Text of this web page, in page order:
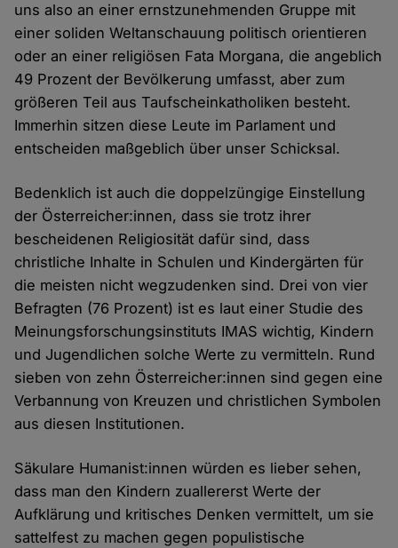
uns also an einer ernstzunehmenden Gruppe mit
einer soliden Weltanschauung politisch orientieren
oder an einer religiösen Fata Morgana, die angeblich
49 Prozent der Bevölkerung umfasst, aber zum
größeren Teil aus Taufscheinkatholiken besteht.
Immerhin sitzen diese Leute im Parlament und
entscheiden maßgeblich über unser Schicksal.
Bedenklich ist auch die doppelzüngige Einstellung
der Österreicher:innen, dass sie trotz ihrer
bescheidenen Religiosität dafür sind, dass
christliche Inhalte in Schulen und Kindergärten für
die meisten nicht wegzudenken sind. Drei von vier
Befragten (76 Prozent) ist es laut einer Studie des
Meinungsforschungsinstituts IMAS wichtig, Kindern
und Jugendlichen solche Werte zu vermitteln. Rund
sieben von zehn Österreicher:innen sind gegen eine
Verbannung von Kreuzen und christlichen Symbolen
aus diesen Institutionen.
Säkulare Humanist:innen würden es lieber sehen,
dass man den Kindern zuallererst Werte der
Aufklärung und kritisches Denken vermittelt, um sie
sattelfest zu machen gegen populistische